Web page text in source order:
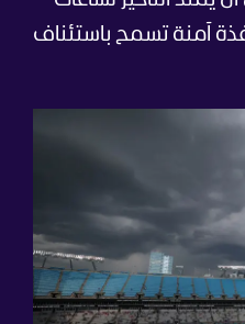
آمنة تسمح باستئناف